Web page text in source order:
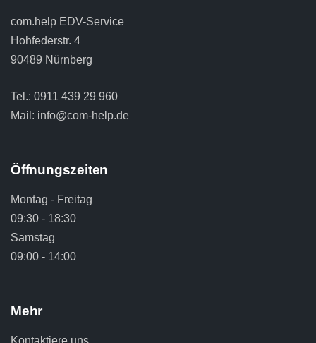
com.help EDV-Service
Hohfederstr. 4
90489 Nürnberg
Tel.: 0911 439 29 960
Mail: info@com-help.de
Öffnungszeiten
Montag - Freitag
09:30 - 18:30
Samstag
09:00 - 14:00
Mehr
Kontaktiere uns